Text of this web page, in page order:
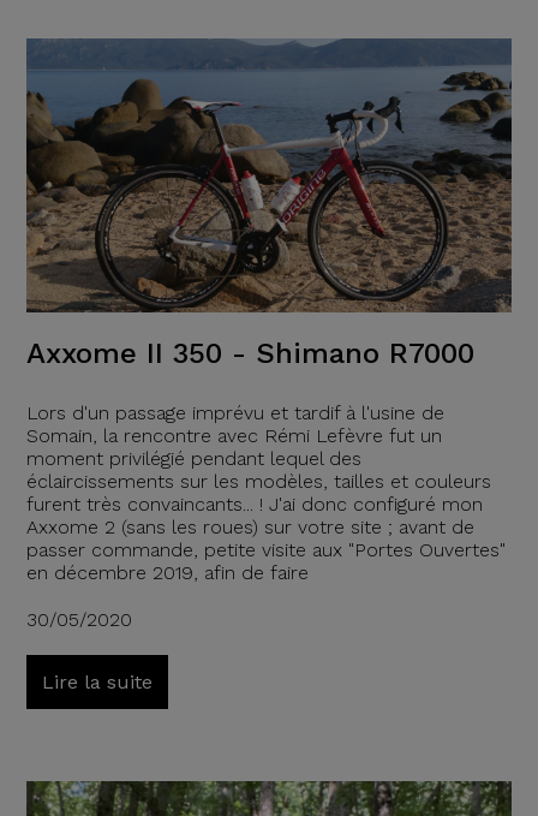
Axxome II 350 - Shimano R7000
Lors d'un passage imprévu et tardif à l'usine de
Somain, la rencontre avec Rémi Lefèvre fut un
moment privilégié pendant lequel des
éclaircissements sur les modèles, tailles et couleurs
furent très convaincants... ! J'ai donc configuré mon
Axxome 2 (sans les roues) sur votre site ; avant de
passer commande, petite visite aux "Portes Ouvertes"
en décembre 2019, afin de faire
30/05/2020
Lire la suite